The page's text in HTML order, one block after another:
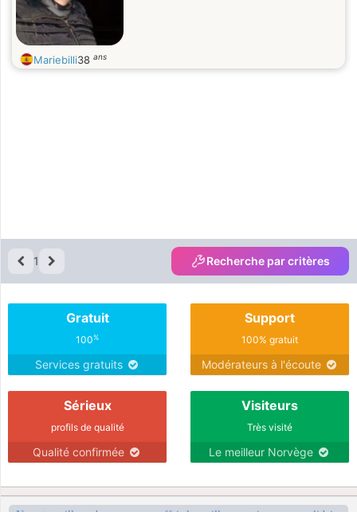
Mariebilli38 ans
1 Recherche par critères
Gratuit
100%
Services gratuits
Support
100% gratuit
Modérateurs à l'écoute
Sérieux
profils de qualité
Qualité confirmée
Visiteurs
Très visité
Le meilleur Norvège